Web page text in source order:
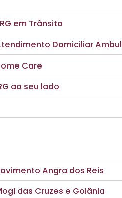
em Trânsito
Domiciliar
Care
ao seu lado
Angra dos Reis
das Cruzes e Goiânia